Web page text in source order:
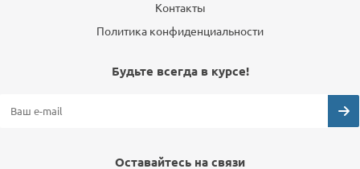
Контакты
Политика конфиденциальности
Будьте всегда в курсе!
Оставайтесь на связи